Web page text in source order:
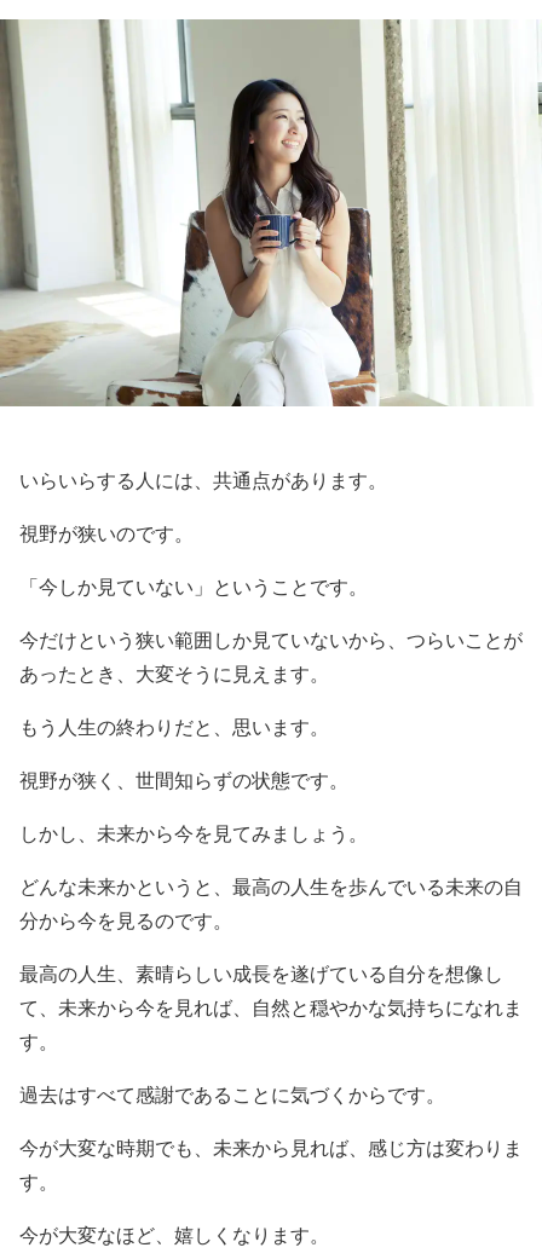
いらいらする人には、共通点があります。
視野が狭いのです。
「今しか見ていない」ということです。
今だけという狭い範囲しか見ていないから、つらいことが
あったとき、大変そうに見えます。
もう人生の終わりだと、思います。
視野が狭く、世間知らずの状態です。
しかし、未来から今を見てみましょう。
どんな未来かというと、最高の人生を歩んでいる未来の自
分から今を見るのです。
最高の人生、素晴らしい成長を遂げている自分を想像し
て、未来から今を見れば、自然と穏やかな気持ちになれま
す。
過去はすべて感謝であることに気づくからです。
今が大変な時期でも、未来から見れば、感じ方は変わりま
す。
今が大変なほど、嬉しくなります。